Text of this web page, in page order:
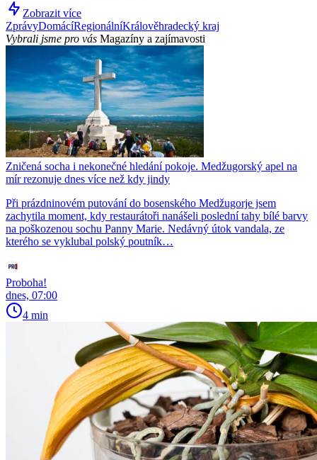
Zobrazit více
ZprávyDomácíRegionálníKrálověhradecký kraj
Vybrali jsme pro vás Magazíny a zajímavosti
Zničená socha i nekonečné hledání pokoje. Medžugorský apel na
mír rezonuje dnes více než kdy jindy
Při prázdninovém putování do bosenského Medžugorje jsem
zachytila moment, kdy restaurátoři nanášeli poslední tahy bílé barvy
na poškozenou sochu Panny Marie. Nedávný útok vandala, ze
kterého se vyklubal polský poutník…
Proboha!
dnes, 07:00
4 min